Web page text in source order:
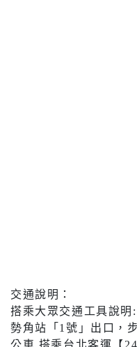
交通說明：
搭乘大眾交通工具說
勢角站「1號」出口，
公車 搭乘台北客運【